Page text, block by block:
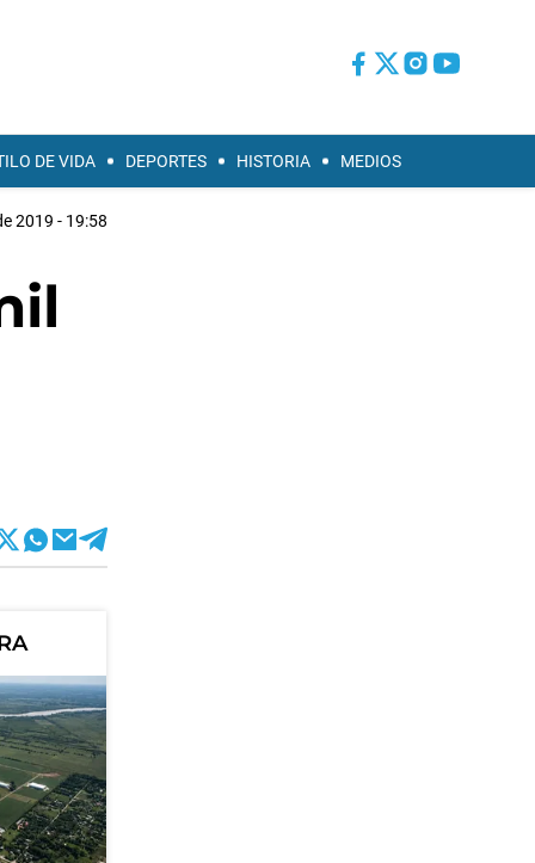
DE VIDA DEPORTES HISTORIA MEDIOS
2019 - 19:58